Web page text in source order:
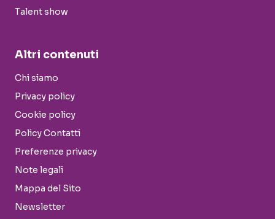
Talent show
Altri contenuti
Chi siamo
Privacy policy
Cookie policy
Policy Contatti
Preferenze privacy
Note legali
Mappa del Sito
Newsletter